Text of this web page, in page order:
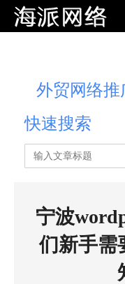
外贸网络推
快速搜索
宁波
们新手需